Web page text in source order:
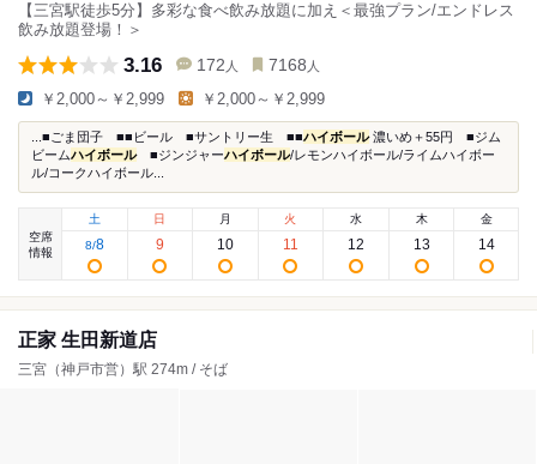
【三宮駅徒歩5分】多彩な食べ飲み放題に加え＜最強プラン/エンドレス
飲み放題登場！＞
3.16 172 人 7168 人
￥2,000～￥2,999 ￥2,000～￥2,999
...■ごま団子 ■■ビール ■サントリー生 ■■ハイボール濃いめ＋55円 ■ジム
ビームハイボール■ジンジャーハイボール/レモンハイボール/ライムハイボー
ル/コークハイボール...
空席
情報
土
8/8
日
9
月
10
火
11
水
12
木
13
金
14
正家 生田新道店
三宮（神戸市営）駅 274m / そば